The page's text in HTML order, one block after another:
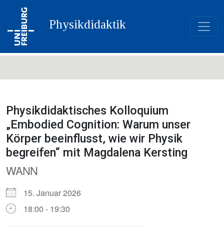
Physikdidaktik
Physikdidaktisches Kolloquium
„Embodied Cognition: Warum unser
Körper beeinflusst, wie wir Physik
begreifen“ mit Magdalena Kersting
WANN
15. Januar 2026
18:00 - 19:30